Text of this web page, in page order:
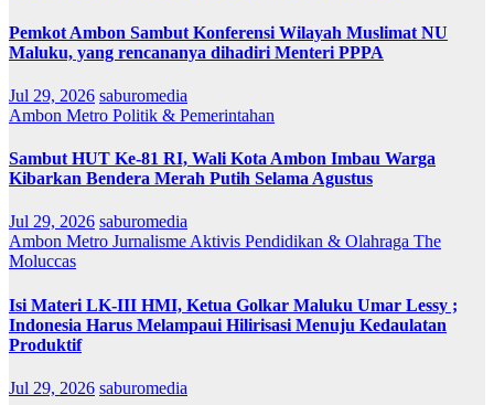
Pemkot Ambon Sambut Konferensi Wilayah Muslimat NU
Maluku, yang rencananya dihadiri Menteri PPPA
Jul 29, 2026 saburomedia
Ambon Metro Politik & Pemerintahan
Sambut HUT Ke-81 RI, Wali Kota Ambon Imbau Warga
Kibarkan Bendera Merah Putih Selama Agustus
Jul 29, 2026 saburomedia
Ambon Metro Jurnalisme Aktivis Pendidikan & Olahraga The
Moluccas
Isi Materi LK-III HMI, Ketua Golkar Maluku Umar Lessy ;
Indonesia Harus Melampaui Hilirisasi Menuju Kedaulatan
Produktif
Jul 29, 2026 saburomedia